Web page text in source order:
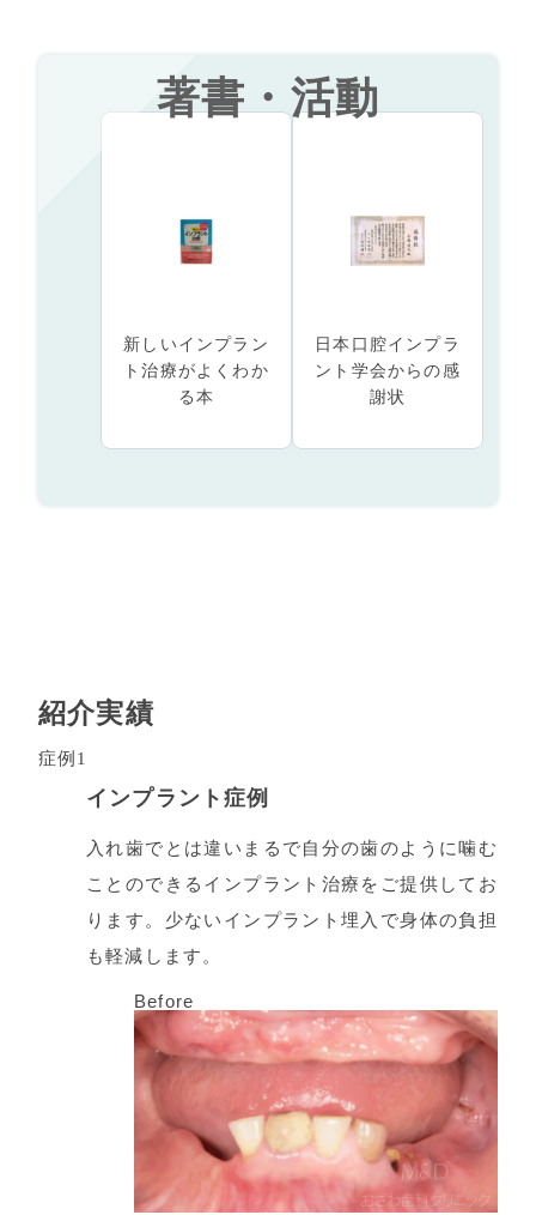
著書・活動
新しいインプラン
ト治療がよくわか
る本
日本口腔インプラ
ント学会からの感
謝状
紹介実績
症例1
インプラント症例
入れ歯でとは違いまるで自分の歯のように噛む
ことのできるインプラント治療をご提供してお
ります。少ないインプラント埋入で身体の負担
も軽減します。
Before